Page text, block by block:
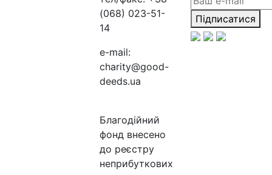
(068) 023-51-
14
e-mail:
charity@good-
deeds.ua
Благодійний
фонд внесено
до реєстру
неприбуткових
Підписатися